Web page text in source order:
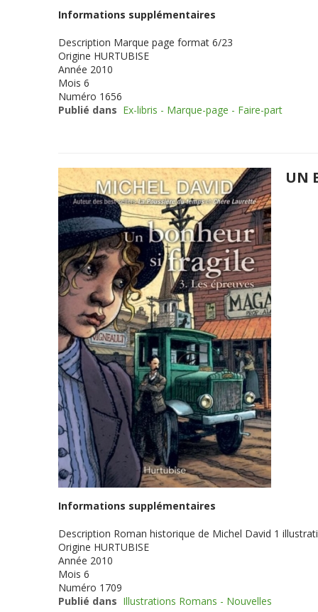
Informations supplémentaires
Description Marque page format 6/23
Origine HURTUBISE
Année 2010
Mois 6
Numéro 1656
Publié dans Ex-libris - Marque-page - Faire-part
UN
Informations supplémentaires
Description Roman historique de Michel David 1
Origine HURTUBISE
Année 2010
Mois 6
Numéro 1709
Publié dans Illustrations Romans - Nouvelles